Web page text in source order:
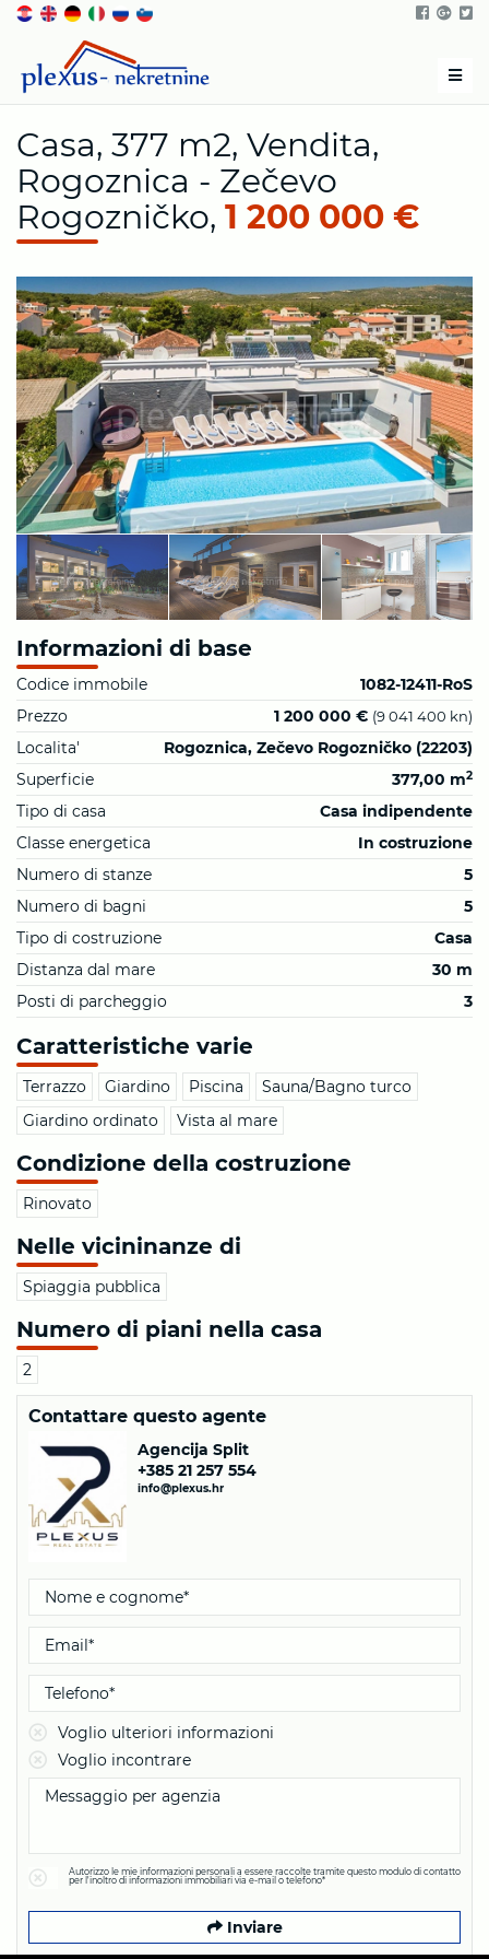
Menu
Casa, 377 m2, Vendita,
Rogoznica - Zečevo
Rogozničko, 1 200 000 €
Informazioni di base
Codice immobile
1082-12411-RoS
Prezzo
1 200 000 € (9 041 400 kn)
Localita'
Rogoznica, Zečevo Rogozničko (22203)
Superficie
377,00 m2
Tipo di casa
Casa indipendente
Classe energetica
In costruzione
Numero di stanze
5
Numero di bagni
5
Tipo di costruzione
Casa
Distanza dal mare
30 m
Posti di parcheggio
3
Caratteristiche varie
Terrazzo Giardino Piscina
Sauna/Bagno turco
Giardino ordinato
Vista al mare
Condizione della costruzione
Rinovato
Nelle vicininanze di
Spiaggia pubblica
Numero di piani nella casa
2
Contattare questo agente
Agencija Split
+385 21 257 554
info@plexus.hr
Voglio ulteriori informazioni
Voglio incontrare
Autorizzo le mie informazioni personali a essere raccolte tramite questo modulo di contatto
per l'inoltro di informazioni immobiliari via e-mail o telefono*
Inviare